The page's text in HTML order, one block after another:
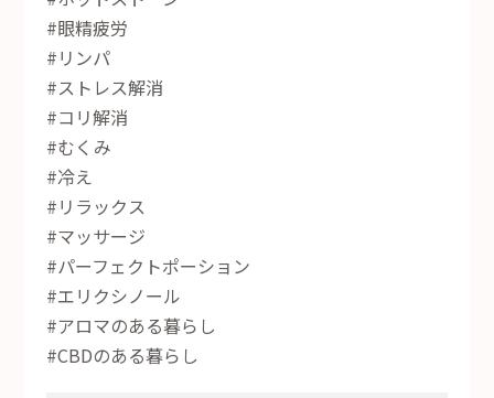
#眼精疲労
#リンパ
#ストレス解消
#コリ解消
#むくみ
#冷え
#リラックス
#マッサージ
#パーフェクトポーション
#エリクシノール
#アロマのある暮らし
#CBDのある暮らし